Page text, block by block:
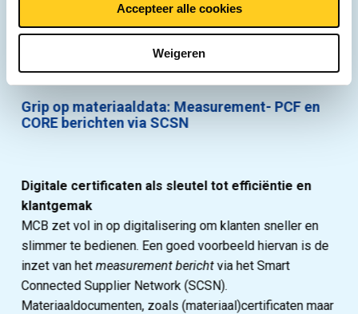
Accepteer alle cookies
Weigeren
Grip op materiaaldata: Measurement- PCF en
CORE berichten via SCSN
Digitale certificaten als sleutel tot efficiëntie en
klantgemak
MCB zet vol in op digitalisering om klanten sneller en
slimmer te bedienen. Een goed voorbeeld hiervan is de
inzet van hetmeasurement berichtvia het Smart
Connected Supplier Network (SCSN).
Materiaaldocumenten, zoals (materiaal)certificaten maar